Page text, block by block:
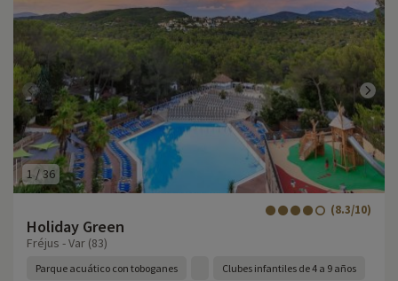
1 /36
Holiday Green
(8.3/10)
Fréjus - Var (83)
Parque acuático con toboganes Clubes infantiles de 4 a 9 años